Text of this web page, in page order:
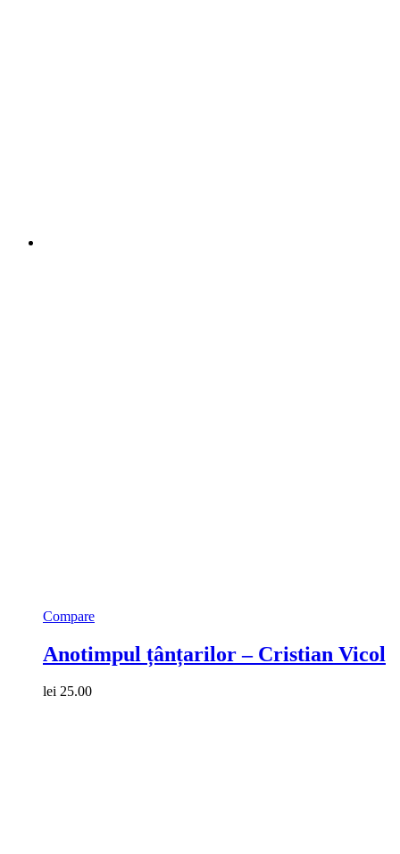
Compare
Anotimpul țânțarilor – Cristian Vicol
lei 25.00